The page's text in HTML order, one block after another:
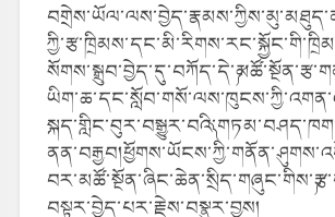
བསྟར་བྱེད་པར་རྗེས་བསྣུར་བྱས།